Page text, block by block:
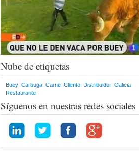
Nube de etiquetas
Buey Carbuga Carne Cliente Distribuidor Galicia
Restaurante
Síguenos en nuestras redes sociales